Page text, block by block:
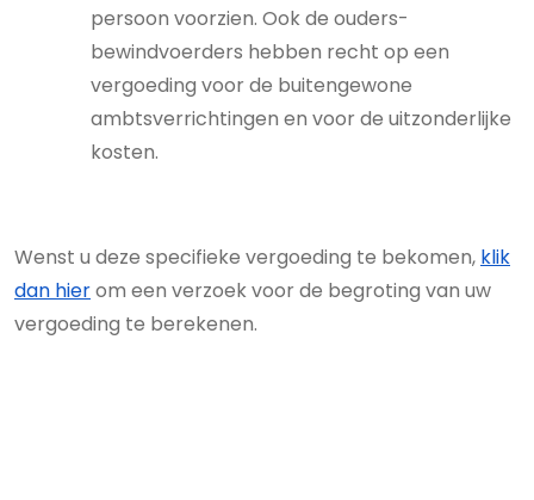
persoon voorzien. Ook de ouders-
bewindvoerders hebben recht op een
vergoeding voor de buitengewone
ambtsverrichtingen en voor de uitzonderlijke
kosten.
Wenst u deze specifieke vergoeding te bekomen, klik
dan hierom een verzoek voor de begroting van uw
vergoeding te berekenen.